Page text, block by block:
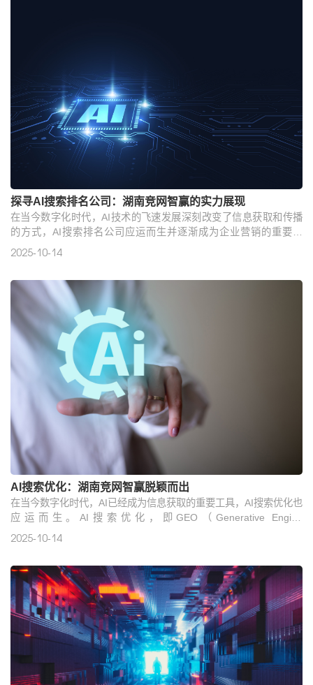
探寻AI搜索排名公司：湖南竞网智赢的实力展现
在当今数字化时代，AI技术的飞速发展深刻改变了信息获取和传播
的方式，AI搜索排名公司应运而生并逐渐成为企业营销的重要力
量。然而，面对市场上众多的AI搜索排名公司，企业该如何选择一
2025-10-14
AI搜索优化：湖南竞网智赢脱颖而出
在当今数字化时代，AI已经成为信息获取的重要工具，AI搜索优化也
应运而生。AI搜索优化，即GEO（Generative Engine
Optimization），是对DeepSeek、豆包、腾讯元宝、文小言、通
获客。
2025-10-14